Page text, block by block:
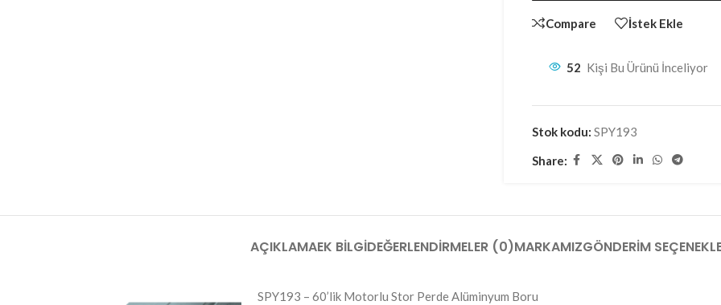
Compare İstek Ekle
52 Kişi Bu Ürünü İnceliyor
Stok kodu: SPY193
Share:
AÇIKLAMAEK BILGIDEĞERLENDIRMELER (0)MARKAMIZGÖNDERIM
SPY193 – 60’lik Motorlu Stor Perde Alüminyum Boru